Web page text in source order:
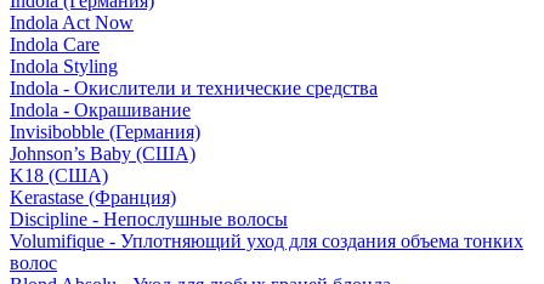
Indola Act Now
Indola Care
Indola Styling
Indola - Окислители и технические средства
Indola - Окрашивание
Invisibobble (Германия)
Johnson’s Baby (США)
K18 (США)
Kerastase (Франция)
Discipline - Непослушные волосы
Volumifique - Уплотняющий уход для создания объема тонких
волос